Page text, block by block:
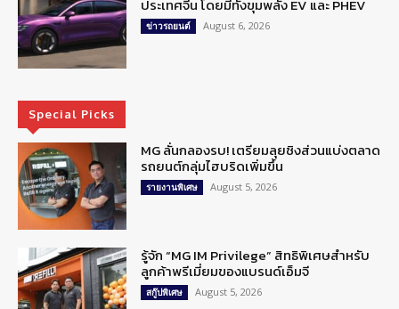
ประเทศจีน โดยมีทั้งขุมพลัง EV และ PHEV
ข่าวรถยนต์ August 6, 2026
Special Picks
MG ลั่นกลองรบ! เตรียมลุยชิงส่วนแบ่งตลาด
รถยนต์กลุ่มไฮบริดเพิ่มขึ้น
รายงานพิเศษ August 5, 2026
รู้จัก “MG IM Privilege” สิทธิพิเศษสำหรับ
ลูกค้าพรีเมี่ยมของแบรนด์เอ็มจี
สกู๊ปพิเศษ August 5, 2026